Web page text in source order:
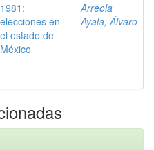
1981:
elecciones en
el estado de
México
Arreola
Ayala, Álvaro